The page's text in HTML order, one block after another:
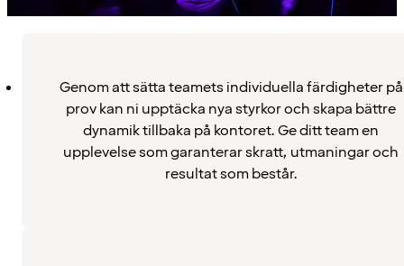
Genom att sätta teamets individuella färdigheter på
prov kan ni upptäcka nya styrkor och skapa bättre
dynamik tillbaka på kontoret. Ge ditt team en
upplevelse som garanterar skratt, utmaningar och
resultat som består.